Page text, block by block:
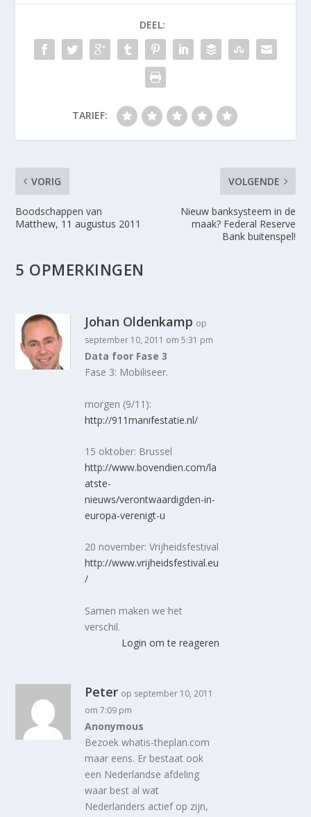
DEEL:
TARIEF:
VORIG
Boodschappen van
Matthew, 11 augustus 2011
VOLGENDE
Nieuw banksysteem in de
maak? Federal Reserve
Bank buitenspel!
5 OPMERKINGEN
Johan Oldenkamp op
september 10, 2011 om 5:31 pm
Data foor Fase 3
Fase 3: Mobiliseer.
morgen (9/11):
http://911manifestatie.nl/
15 oktober: Brussel
http://www.bovendien.com/la
atste-
nieuws/verontwaardigden-in-
europa-verenigt-u
20 november: Vrijheidsfestival
http://www.vrijheidsfestival.eu
/
Samen maken we het
verschil.
Login om te reageren
Peter op september 10, 2011
om 7:09 pm
Anonymous
Bezoek whatis-theplan.com
maar eens. Er bestaat ook
een Nederlandse afdeling
waar best al wat
Nederlanders actief op zijn,